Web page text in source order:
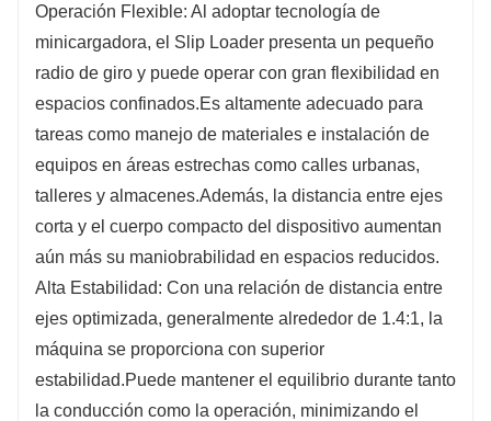
Operación Flexible: Al adoptar tecnología de
minicargadora, el Slip Loader presenta un pequeño
radio de giro y puede operar con gran flexibilidad en
espacios confinados.Es altamente adecuado para
tareas como manejo de materiales e instalación de
equipos en áreas estrechas como calles urbanas,
talleres y almacenes.Además, la distancia entre ejes
corta y el cuerpo compacto del dispositivo aumentan
aún más su maniobrabilidad en espacios reducidos.
Alta Estabilidad: Con una relación de distancia entre
ejes optimizada, generalmente alrededor de 1.4:1, la
máquina se proporciona con superior
estabilidad.Puede mantener el equilibrio durante tanto
la conducción como la operación, minimizando el